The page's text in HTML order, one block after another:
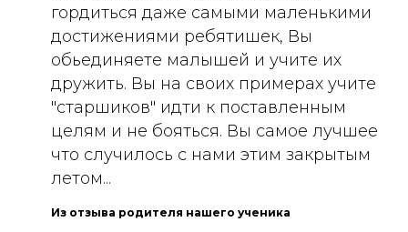
гордиться даже самыми маленькими
достижениями ребятишек, Вы
обьединяете малышей и учите их
дружить. Вы на своих примерах учите
"старшиков" идти к поставленным
целям и не бояться. Вы самое лучшее
что случилось с нами этим закрытым
летом...
Из отзыва родителя нашего ученика